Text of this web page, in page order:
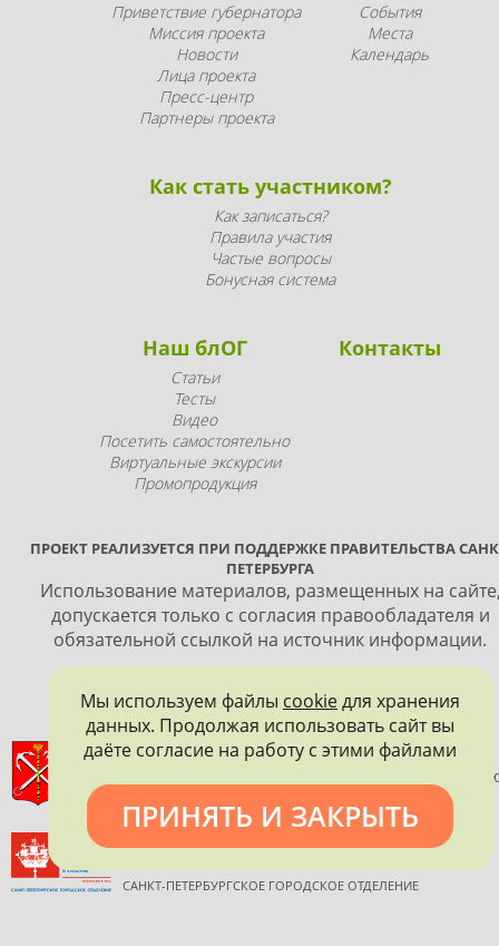
Приветствие губернатора
Миссия проекта
Новости
Лица проекта
Пресс-центр
Партнеры проекта
События
Места
Календарь
Как стать участником?
Как записаться?
Правила участия
Частые вопросы
Бонусная система
Наш блОГ
Статьи
Тесты
Видео
Посетить самостоятельно
Виртуальные экскурсии
Промопродукция
Контакты
ПРОЕКТ РЕАЛИЗУЕТСЯ ПРИ ПОДДЕРЖКЕ ПРАВИТЕЛЬСТВА
ПЕТЕРБУРГА
Использование материалов, размещенных на
допускается только с согласия правообладателя и
обязательной ссылкой на источник информации.
ПРАВИТЕЛЬСТВО САНКТ-ПЕТЕРБУРГА
КОМИТЕТ ПО ГОСУДАРСТВЕННОМУ КОНТРОЛЮ,
И ОХРАНЕ ПАМЯТНИКОВ ИСТОРИИ И КУЛЬТУРЫ
ВСЕРОССИЙСКОЕ ОБЩЕСТВО ОХРАНЫ ПАМЯТНИКОВ
САНКТ-ПЕТЕРБУРГСКОЕ ГОРОДСКОЕ ОТДЕЛЕНИЕ
Мы используем файлы cookieдля хранения
данных. Продолжая использовать сайт вы
даёте согласие на работу с этими файлами
ПРИНЯТЬ И ЗАКРЫТЬ